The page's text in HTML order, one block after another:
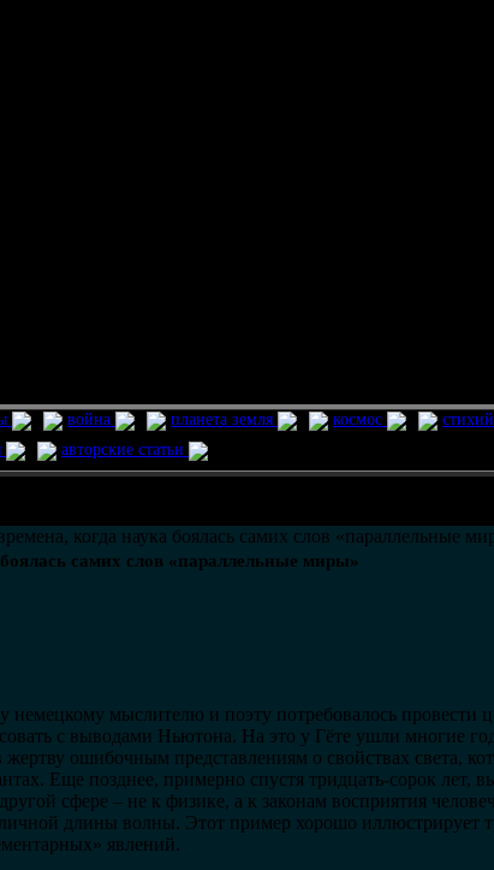
война планета земля космос
авторские статьи
когда наука боялась самих слов «параллельные
самих слов «параллельные миры»
немецкому мыслителю и поэту потребовалось провести
с выводами Ньютона. На это у Гёте ушли многие
ошибочным представлениям о свойствах света,
Еще позднее, примерно спустя тридцать-сорок лет,
сфере – не к физике, а к законам восприятия
длины волны. Этот пример хорошо иллюстрирует
явлений.